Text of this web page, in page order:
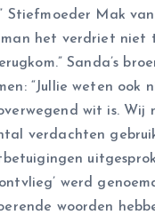
Stiefmoeder Mak
het verdriet niet
Sanda’s
“Jullie weten
wit is.
verdachten
werd
woorden